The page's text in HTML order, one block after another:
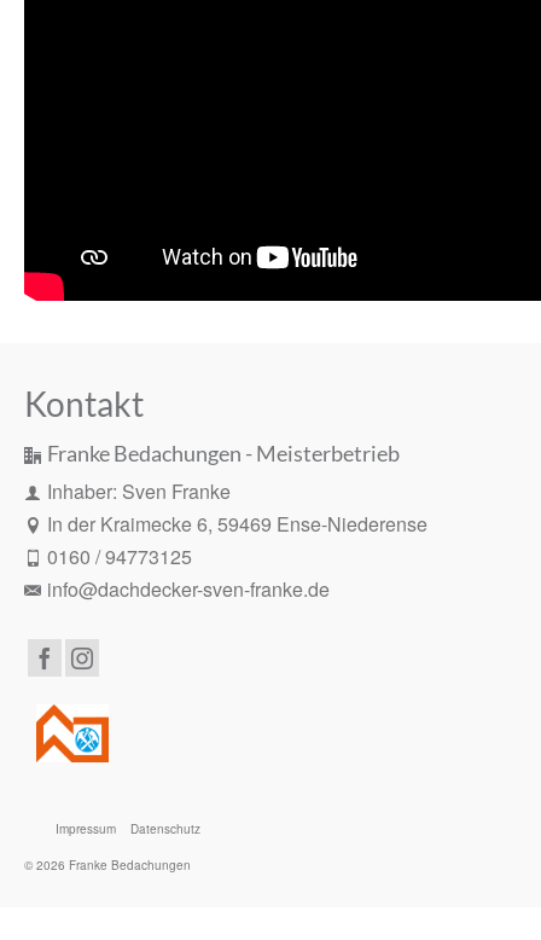
Kontakt
Franke Bedachungen - Meisterbetrieb
Inhaber: Sven Franke
In der Kraimecke 6, 59469 Ense-Niederense
0160 / 94773125
info@dachdecker-sven-franke.de
Impressum Datenschutz
© 2026 Franke Bedachungen